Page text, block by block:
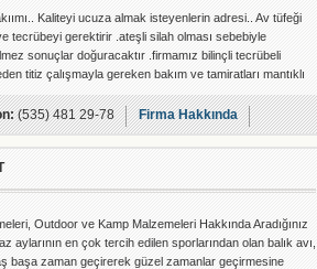
Kaliteyi ucuza almak isteyenlerin adresi.. Av tüfeği
tecrübeyi gerektirir .ateşli silah olması sebebiyle
sonuçlar doğuracaktır .firmamız bilinçli tecrübeli
titiz çalışmayla gereken bakım ve tamiratları mantıklı
uygun yapmaktadır . Çalışma
Tamamen uygulanabilir kişi isteği
(535) 481 29-78
Firma Hakkında
Outdoor ve Kamp Malzemeleri Hakkında Aradığınız
aylarının en çok tercih edilen sporlarından olan balık avı,
başa zaman geçirerek güzel zamanlar geçirmesine